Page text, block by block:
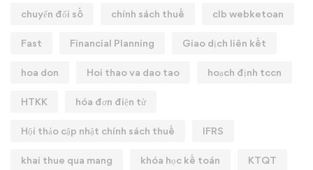
chuyển đổi số chính sách thuế clb webketoan
Fast Financial Planning Giao dịch liên kết
hoa don Hoi thao va dao tao hoạch định tccn
HTKK hóa đơn điện tử
Hội thảo cập nhật chính sách thuế IFRS
khai thue qua mang khóa học kế toán KTQT